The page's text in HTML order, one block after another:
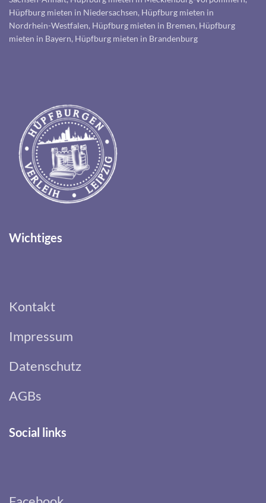
Hüpfburg mieten in Niedersachsen, Hüpfburg mieten in
Nordrhein-Westfalen, Hüpfburg mieten in Bremen, Hüpfburg
mieten in Bayern, Hüpfburg mieten in Brandenburg
Wichtiges
Kontakt
Impressum
Datenschutz
AGBs
Social links